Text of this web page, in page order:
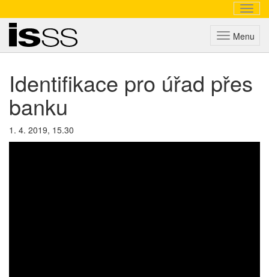
Triada
Menu
Identifikace pro úřad přes
banku
1. 4. 2019, 15.30